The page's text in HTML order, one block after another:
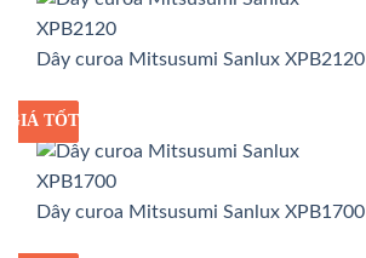
Dây curoa Mitsusumi Sanlux XPB2120
GIÁ SỈ
GIÁ TỐT
Dây curoa Mitsusumi Sanlux XPB1700